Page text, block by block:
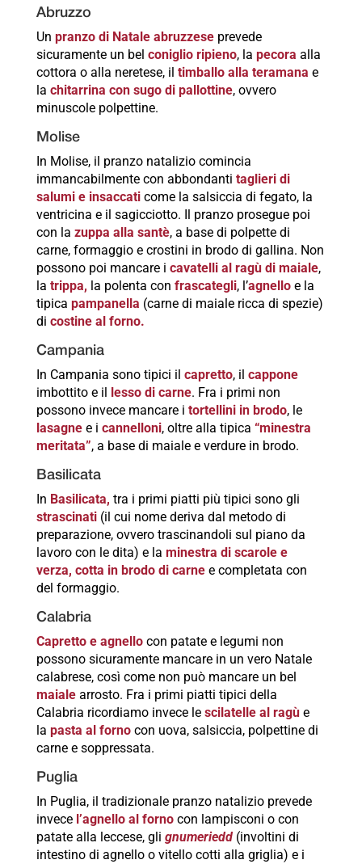
Abruzzo
Un pranzo di Natale abruzzeseprevede
sicuramente un bel coniglio ripieno, la pecora alla
cottora o alla neretese, il timballo alla teramana e
la chitarrina con sugo di pallottine, ovvero
minuscole polpettine.
Molise
In Molise, il pranzo natalizio comincia
immancabilmente con abbondanti taglieri di
salumi e insaccaticome la salsiccia di fegato, la
ventricina e il sagicciotto. Il pranzo prosegue poi
con la zuppa alla santè, a base di polpette di
carne, formaggio e crostini in brodo di gallina. Non
possono poi mancare i cavatelli al ragù di maiale,
la trippa, la polenta con frascategli, l’agnello e la
tipica pampanella (carne di maiale ricca di spezie)
di costine al forno.
Campania
In Campania sono tipici il capretto, il cappone
imbottito e il
lesso di carne. Fra i primi non
possono invece mancare i tortellini in brodo, le
lasagnee i cannelloni, oltre alla tipica “minestra
meritata”, a base di maiale e verdure in brodo.
Basilicata
In Basilicata, tra i primi piatti più tipici sono gli
strascinati (il cui nome deriva dal metodo di
preparazione, ovvero trascinandoli sul piano da
lavoro con le dita) e la minestra di scarole e
verza, cotta in brodo di carnee completata con
del formaggio.
Calabria
Capretto e agnellocon patate e legumi non
possono sicuramente mancare in un vero Natale
calabrese, così come non può mancare un bel
maiale arrosto. Fra i primi piatti tipici della
Calabria ricordiamo invece le scilatelle al ragùe
la pasta al fornocon uova, salsiccia, polpettine di
carne e soppressata.
Puglia
In Puglia, il tradizionale pranzo natalizio prevede
invece l’agnello al fornocon lampisconi o con
patate alla leccese, gli gnumeriedd(involtini di
intestino di agnello o vitello cotti alla griglia) e i